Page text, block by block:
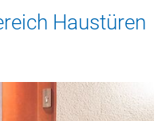
Haustüren